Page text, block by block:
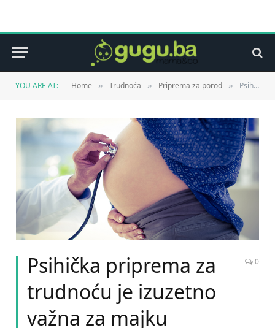
YOU ARE AT: Home » Trudnoća » Priprema za porod » Psihička priprema za trudnoću je izuzetno važna za majku
Psihička priprema za
trudnoću je izuzetno
važna za majku
0